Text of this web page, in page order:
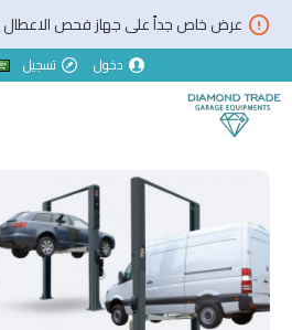
عرض خاص جداً على جهاز فحص الاعطال
دخول تسجيل